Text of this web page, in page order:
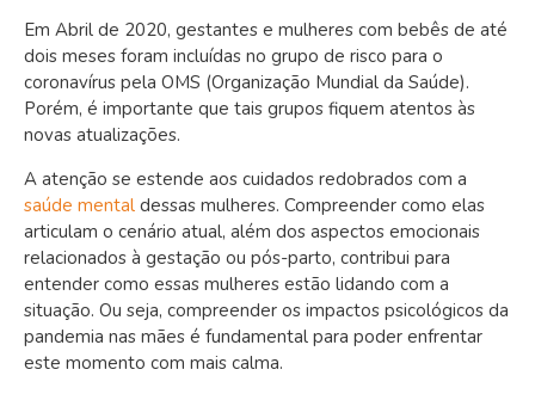
Em Abril de 2020, gestantes e mulheres com bebês de até
dois meses foram incluídas no grupo de risco para o
coronavírus pela OMS (Organização Mundial da Saúde).
Porém, é importante que tais grupos fiquem atentos às
novas atualizações.
A atenção se estende aos cuidados redobrados com a
saúde mental dessas mulheres. Compreender como elas
articulam o cenário atual, além dos aspectos emocionais
relacionados à gestação ou pós-parto, contribui para
entender como essas mulheres estão lidando com a
situação. Ou seja, compreender os impactos psicológicos da
pandemia nas mães é fundamental para poder enfrentar
este momento com mais calma.